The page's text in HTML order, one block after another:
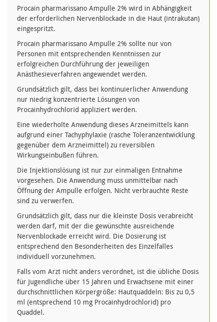
Procain pharmarissano Ampulle 2% wird in Abhängigkeit
der erforderlichen Nervenblockade in die Haut (intrakutan)
eingespritzt.
Procain pharmarissano Ampulle 2% sollte nur von
Personen mit entsprechenden Kenntnissen zur
erfolgreichen Durchführung der jeweiligen
Anästhesieverfahren angewendet werden.
Grundsätzlich gilt, dass bei kontinuierlicher Anwendung
nur niedrig konzentrierte Lösungen von
Procainhydrochlorid appliziert werden.
Eine wiederholte Anwendung dieses Arzneimittels kann
aufgrund einer Tachyphylaxie (rasche Toleranzentwicklung
gegenüber dem Arzneimittel) zu reversiblen
Wirkungseinbußen führen.
Die Injektionslösung ist nur zur einmaligen Entnahme
vorgesehen. Die Anwendung muss unmittelbar nach
Öffnung der Ampulle erfolgen. Nicht verbrauchte Reste
sind zu verwerfen.
Grundsätzlich gilt, dass nur die kleinste Dosis verabreicht
werden darf, mit der die gewünschte ausreichende
Nervenblockade erreicht wird. Die Dosierung ist
entsprechend den Besonderheiten des Einzelfalles
individuell vorzunehmen.
Falls vom Arzt nicht anders verordnet, ist die übliche Dosis
für Jugendliche über 15 Jahren und Erwachsene mit einer
durchschnittlichen Körpergröße: Hautquaddeln: Bis zu 0,5
ml (entsprechend 10 mg Procainhydrochlorid) pro
Quaddel.